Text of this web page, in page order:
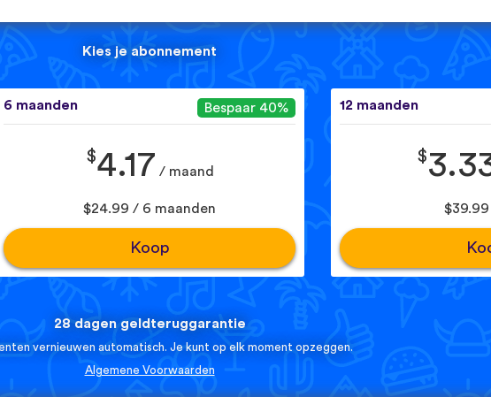
Kies je abonnement
6 maanden Bespaar 40%
$4.17 / maand
$24.99 / 6 maanden
Koop
12 maanden
$
28 dagen geldteruggarantie
vernieuwen automatisch. Je kunt op elk moment opzeggen.
Algemene Voorwaarden